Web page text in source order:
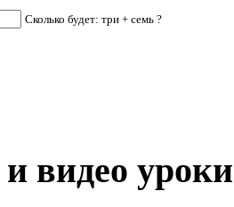
Сколько будет: три + семь ?
видео